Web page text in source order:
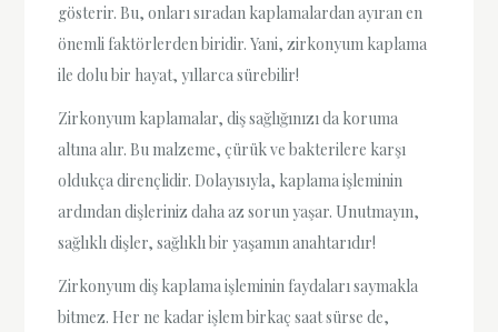
gösterir. Bu, onları sıradan kaplamalardan ayıran en
önemli faktörlerden biridir. Yani, zirkonyum kaplama
ile dolu bir hayat, yıllarca sürebilir!
Zirkonyum kaplamalar, diş sağlığınızı da koruma
altına alır. Bu malzeme, çürük ve bakterilere karşı
oldukça dirençlidir. Dolayısıyla, kaplama işleminin
ardından dişleriniz daha az sorun yaşar. Unutmayın,
sağlıklı dişler, sağlıklı bir yaşamın anahtarıdır!
Zirkonyum diş kaplama işleminin faydaları saymakla
bitmez. Her ne kadar işlem birkaç saat sürse de,